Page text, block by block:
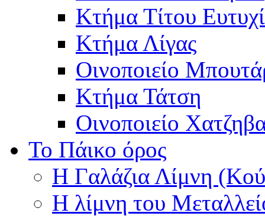
Κτήμα Τίτου
Κτήμα Λίγας
Οινοποιείο
Κτήμα Τάτση
Οινοποιείο
Το Πάικο όρος
Η Γαλάζια Λίμνη
Η λίμνη του